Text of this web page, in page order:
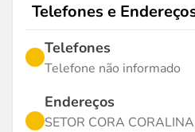
Telefones e
Telefones
Telefone não informado
Endereços
SETOR CORA